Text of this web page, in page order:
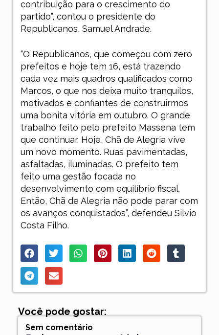
contribuição para o crescimento do
partido”, contou o presidente do
Republicanos, Samuel Andrade.
“O Republicanos, que começou com zero
prefeitos e hoje tem 16, está trazendo
cada vez mais quadros qualificados como
Marcos, o que nos deixa muito tranquilos,
motivados e confiantes de construirmos
uma bonita vitória em outubro. O grande
trabalho feito pelo prefeito Massena tem
que continuar. Hoje, Chã de Alegria vive
um novo momento. Ruas pavimentadas,
asfaltadas, iluminadas. O prefeito tem
feito uma gestão focada no
desenvolvimento com equilíbrio fiscal.
Então, Chã de Alegria não pode parar com
os avanços conquistados”, defendeu Silvio
Costa Filho.
Você pode gostar:
Sem comentário